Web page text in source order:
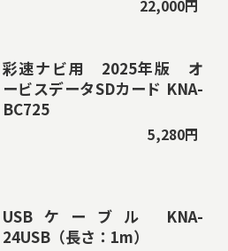
22,000円
彩速ナビ用 2025年版 オ
ービスデータSDカード KNA-
BC725
5,280円
USBケーブル KNA-
24USB（長さ：1m）